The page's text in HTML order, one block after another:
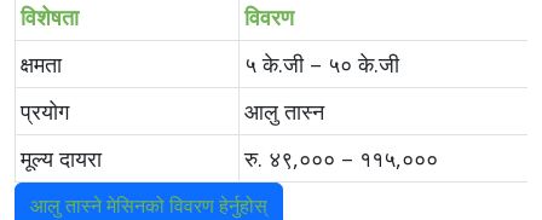
विशेषता
विवरण
क्षमता
५ के.जी – ५० के.जी
प्रयोग
आलु तास्न
मूल्य दायरा
रु. ४९,००० – ११५,०००
आलु तास्ने मेसिनको विवरण हेर्नुहोस्